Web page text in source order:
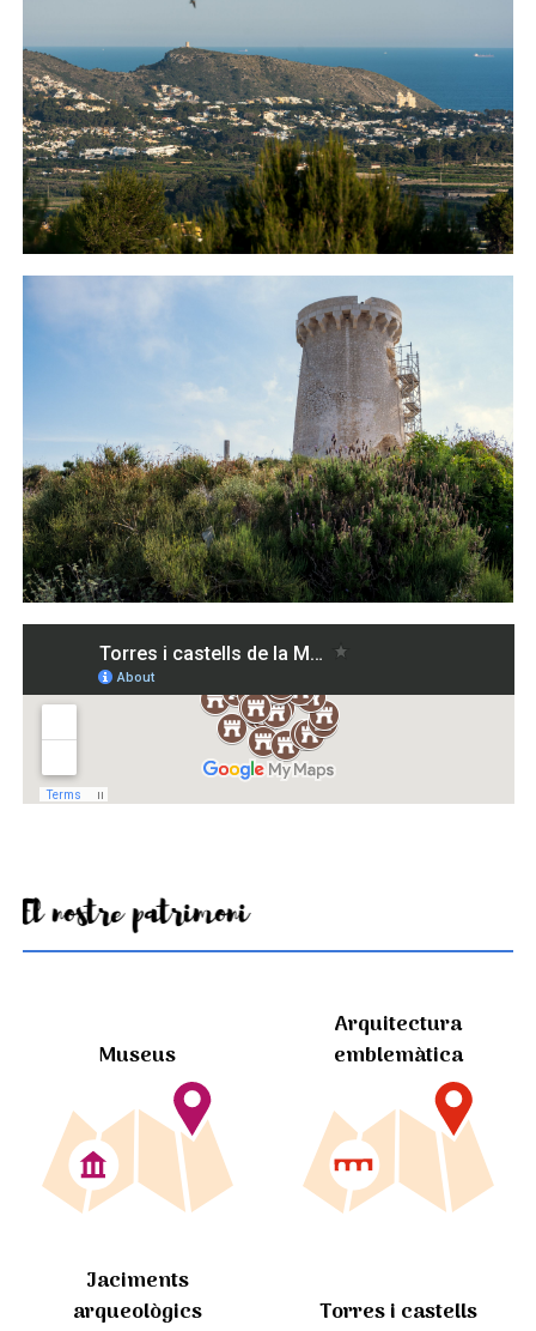
El nostre patrimoni
Museus
Arquitectura
emblemàtica
Jaciments
arqueològics
Torres i castells